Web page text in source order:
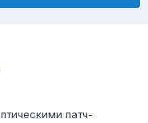
патч-